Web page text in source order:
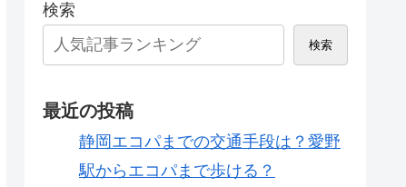
検索
検索
最近の投稿
静岡エコパまでの交通手段は？愛野
駅からエコパまで歩ける？